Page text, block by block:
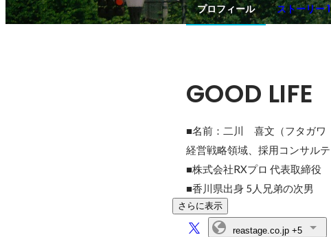
プロフィール ストーリー 1
GOOD LIFE
■名前：二川　喜文（フタガワ
経営戦略領域、採用コンサル
■株式会社RXプロ 代表取締役
■香川県出身 5人兄弟の次男
さらに表示
reastage.co.jp+5